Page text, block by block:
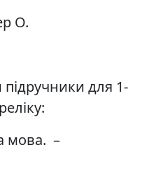
О.
для 1-
мова. –